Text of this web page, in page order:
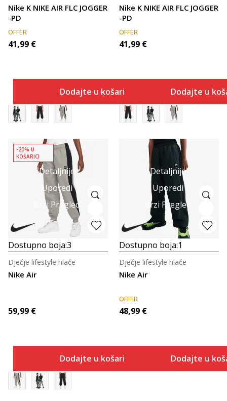
Nike K NIKE AIR FLC JOGGER
-PD
OFFER
41,99 €
Dodajte u košaricu
Nike K NIKE AIR FLC JOGGER
-PD
OFFER
41,99 €
Dodajte u
Detaljnije
Uporedi
Brzi Pregled
-20% U
KOŠARICI
Dostupno boja:3
Nike Air
Dječje lifestyle hlače
59,99 €
Dodajte u košaricu
Detaljnije
Uporedi
Brzi Pregled
Dostupno boja:1
Nike Air
Dječje lifestyle hlače
OFFER
48,99 €
Dodajte u